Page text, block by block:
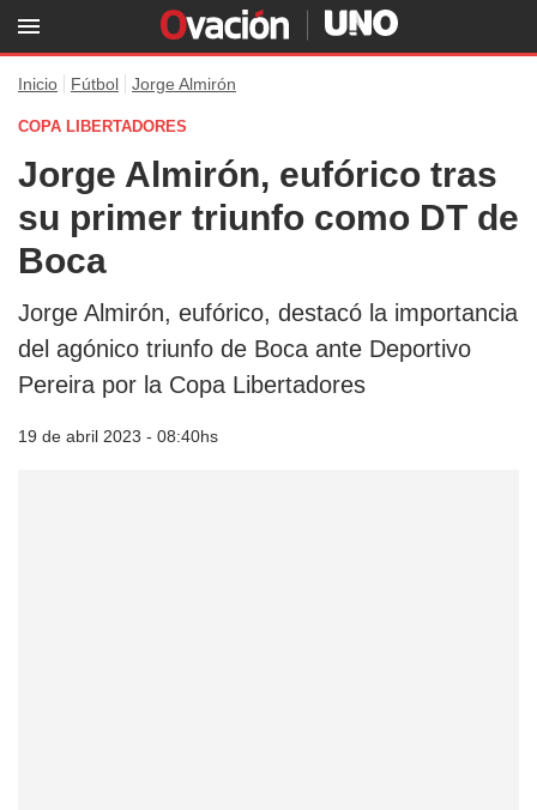
Inicio Fútbol Jorge Almirón
COPA LIBERTADORES
Jorge Almirón, eufórico tras
su primer triunfo como DT de
Boca
Jorge Almirón, eufórico, destacó la importancia
del agónico triunfo de Boca ante Deportivo
Pereira por la Copa Libertadores
19 de abril 2023 - 08:40hs